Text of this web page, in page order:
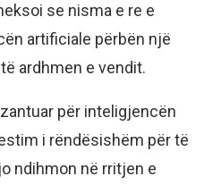
se nisma e re e
artificiale përbën një
ardhmen e vendit.
për inteligjencën
i rëndësishëm për të
ndihmon në rritjen e